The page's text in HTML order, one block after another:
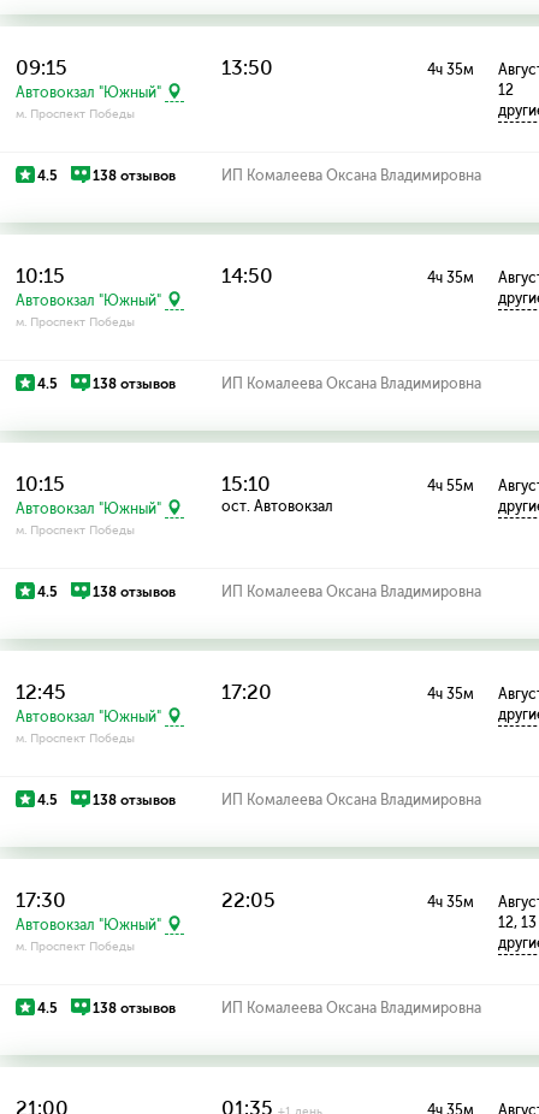
09:15
Автовокзал "Южный"
м. Проспект Победы
13:50 4ч 35м
12
4.5 138 отзывов ИП Комалеева Оксана Владимировна
10:15
Автовокзал "Южный"
м. Проспект Победы
14:50 4ч 35м
4.5 138 отзывов ИП Комалеева Оксана Владимировна
10:15
Автовокзал "Южный"
м. Проспект Победы
15:10
ост. Автовокзал
4ч 55м
4.5 138 отзывов ИП Комалеева Оксана Владимировна
12:45
Автовокзал "Южный"
м. Проспект Победы
17:20 4ч 35м
4.5 138 отзывов ИП Комалеева Оксана Владимировна
17:30
Автовокзал "Южный"
м. Проспект Победы
22:05 4ч 35м
12, 13
4.5 138 отзывов ИП Комалеева Оксана Владимировна
21:00 01:35